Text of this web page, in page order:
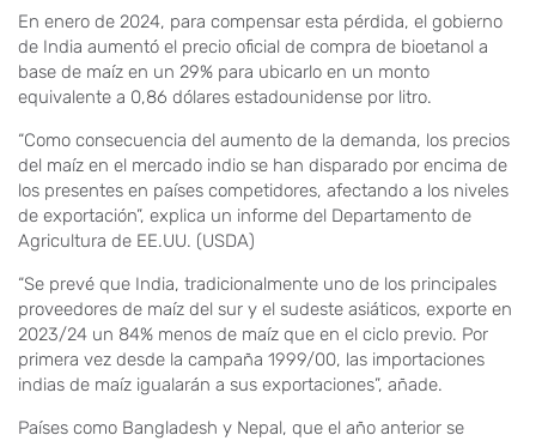
En enero de 2024, para compensar esta pérdida, el gobierno
de India aumentó el precio oficial de compra de bioetanol a
base de maíz en un 29% para ubicarlo en un monto
equivalente a 0,86 dólares estadounidense por litro.
“Como consecuencia del aumento de la demanda, los precios
del maíz en el mercado indio se han disparado por encima de
los presentes en países competidores, afectando a los niveles
de exportación”, explica un informe del Departamento de
Agricultura de EE.UU. (USDA)
“Se prevé que India, tradicionalmente uno de los principales
proveedores de maíz del sur y el sudeste asiáticos, exporte en
2023/24 un 84% menos de maíz que en el ciclo previo. Por
primera vez desde la campaña 1999/00, las importaciones
indias de maíz igualarán a sus exportaciones”, añade.
Países como Bangladesh y Nepal, que el año anterior se